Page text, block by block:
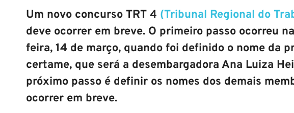
Um novo concurso TRT 4 (Tribunal Regional do
deve ocorrer em breve. O primeiro passo ocorreu
feira, 14 de março, quando foi definido o nome da
certame, que será a desembargadora Ana Luiza
próximo passo é definir os nomes dos demais
ocorrer em breve.